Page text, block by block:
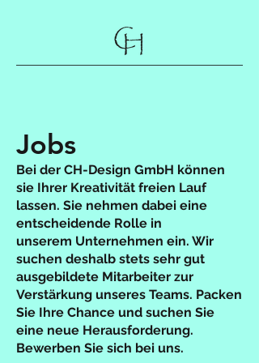
Jobs
Bei der CH-Design GmbH können
sie Ihrer Kreativität freien Lauf
lassen. Sie nehmen dabei eine
entscheidende Rolle in
unserem Unternehmen ein. Wir
suchen deshalb stets sehr gut
ausgebildete Mitarbeiter zur
Verstärkung unseres Teams. Packen
Sie Ihre Chance und suchen Sie
eine neue Herausforderung.
Bewerben Sie sich bei uns.